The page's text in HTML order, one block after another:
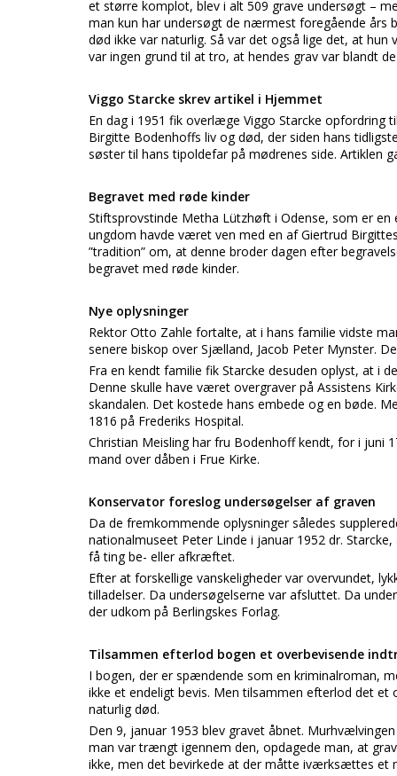
et større komplot, blev i alt 509 grave undersøgt –
man kun har undersøgt de nærmest foregående års
død ikke var naturlig. Så var det også lige det, at
var ingen grund til at tro, at hendes grav var blandt
Viggo Starcke skrev artikel i Hjemmet
En dag i 1951 fik overlæge Viggo Starcke opfordring
Birgitte Bodenhoffs liv og død, der siden hans
søster til hans tipoldefar på mødrenes side. Artiklen
Begravet med røde kinder
Stiftsprovstinde Metha Lützhøft i Odense, som er
ungdom havde været ven med en af Giertrud
”tradition” om, at denne broder dagen efter
begravet med røde kinder.
Nye oplysninger
Rektor Otto Zahle fortalte, at i hans familie vidste
senere biskop over Sjælland, Jacob Peter Mynster.
Fra en kendt familie fik Starcke desuden oplyst, at i
Denne skulle have været overgraver på Assistens
skandalen. Det kostede hans embede og en bøde.
1816 på Frederiks Hospital.
Christian Meisling har fru Bodenhoff kendt, for i juni
mand over dåben i Frue Kirke.
Konservator foreslog undersøgelser af graven
Da de fremkommende oplysninger således
nationalmuseet Peter Linde i januar 1952 dr.
få ting be- eller afkræftet.
Efter at forskellige vanskeligheder var overvundet,
tilladelser. Da undersøgelserne var afsluttet. Da
der udkom på Berlingskes Forlag.
Tilsammen efterlod bogen et overbevisende
I bogen, der er spændende som en kriminalroman,
ikke et endeligt bevis. Men tilsammen efterlod det
naturlig død.
Den 9, januar 1953 blev gravet åbnet.
man var trængt igennem den, opdagede man, at
ikke, men det bevirkede at der måtte iværksættes et